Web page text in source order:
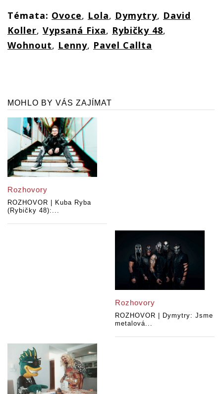
Témata: Ovoce, Lola, Dymytry, David
Koller, Vypsaná Fixa, Rybičky 48,
Wohnout, Lenny, Pavel Callta
MOHLO BY VÁS ZAJÍMAT
Rozhovory
ROZHOVOR | Kuba Ryba
(Rybičky 48):...
Rozhovory
ROZHOVOR | Dymytry: Jsme
metalová...